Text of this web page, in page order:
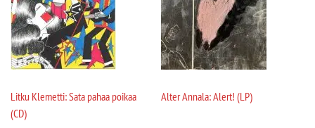
Litku Klemetti: Sata pahaa poikaa
(CD)
Alter Annala: Alert! (LP)